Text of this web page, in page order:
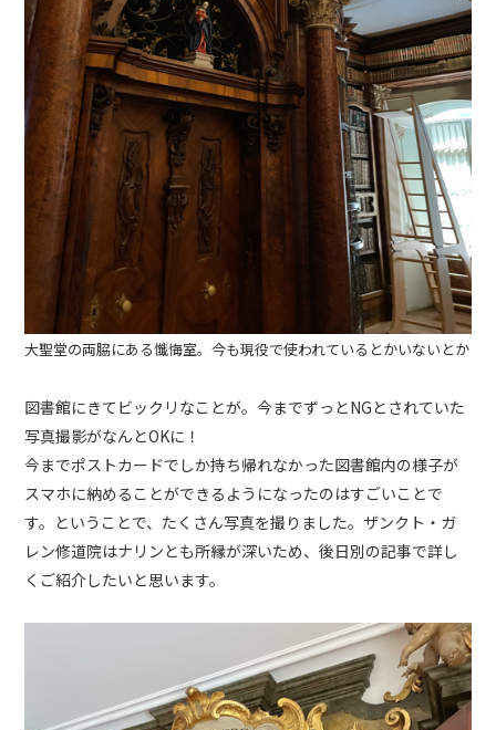
大聖堂の両脇にある懺悔室。今も現役で使われているとかいないとか
図書館にきてビックリなことが。今までずっとNGとされていた
写真撮影がなんとOKに！
今までポストカードでしか持ち帰れなかった図書館内の様子が
スマホに納めることができるようになったのはすごいことで
す。ということで、たくさん写真を撮りました。ザンクト・ガ
レン修道院はナリンとも所縁が深いため、後日別の記事で詳し
くご紹介したいと思います。